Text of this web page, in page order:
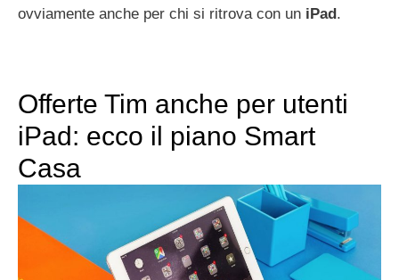
ovviamente anche per chi si ritrova con un iPad .
Offerte Tim anche per utenti
iPad: ecco il piano Smart
Casa